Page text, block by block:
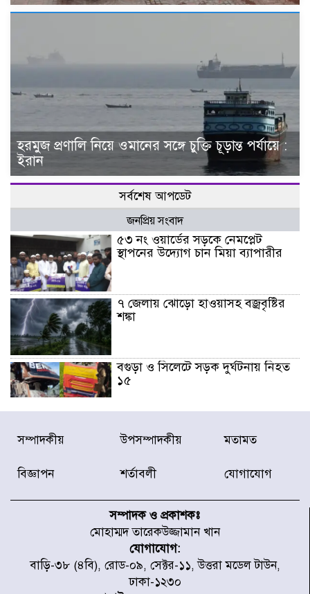
হরমুজ প্রণালি নিয়ে ওমানের সঙ্গে চুক্তি চূড়ান্ত পর্যায়ে :
ইরান
সর্বশেষ আপডেট
জনপ্রিয় সংবাদ
৫৩ নং ওয়ার্ডের সড়কে নেমপ্লেট
স্থাপনের উদ্যোগ চান মিয়া ব্যাপারীর
৭ জেলায় ঝোড়ো হাওয়াসহ বজ্রবৃষ্টির
শঙ্কা
বগুড়া ও সিলেটে সড়ক দুর্ঘটনায় নিহত
১৫
জুলাইয়ে দেশজুড়ে ৪৫৮টি সড়ক
দুর্ঘটনায় ৪১৬ জন নিহত হয়েছেন
ফিরিয়ে প্রশংসায় ভাসছেন খিলক্ষেত
থানার ওসি
আজ থেকে উন্মুক্ত ‘জুলাই গণঅভ্যুত্থান
স্মৃতি জাদুঘর
সম্পাদকীয় উপসম্পাদকীয় মতামত
বিজ্ঞাপন শর্তাবলী যোগাযোগ
সম্পাদক ও প্রকাশকঃ
মোহাম্মদ তারেকউজ্জামান খান
যোগাযোগ:
বাড়ি-৩৮ (৪বি), রোড-০৯, সেক্টর-১১, উত্তরা মডেল টাউন,
ঢাকা-১২৩০